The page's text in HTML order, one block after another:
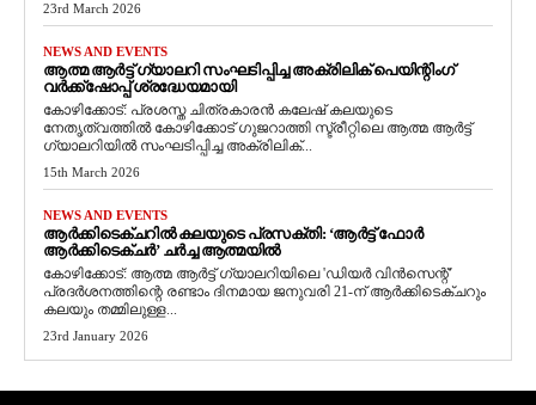
23rd March 2026
NEWS AND EVENTS
ആത്മ ആർട്ട് ഗ്യാലറി സംഘടിപ്പിച്ച അക്രിലിക് പെയിന്റിംഗ്
വർക്ക്‌ഷോപ്പ് ശ്രദ്ധേയമായി
കോഴിക്കോട്: പ്രശസ്ത ചിത്രകാരൻ കലേഷ് കലയുടെ
നേതൃത്വത്തിൽ കോഴിക്കോട് ഗുജറാത്തി സ്ട്രീറ്റിലെ ആത്മ ആർട്ട്
ഗ്യാലറിയിൽ സംഘടിപ്പിച്ച അക്രിലിക്...
15th March 2026
NEWS AND EVENTS
ആർക്കിടെക്ചറിൽ കലയുടെ പ്രസക്തി: ‘ആർട്ട് ഫോർ
ആർക്കിടെക്ചർ’ ചർച്ച ആത്മയിൽ
​കോഴിക്കോട്: ആത്മ ആർട്ട് ഗ്യാലറിയിലെ 'ഡിയർ വിൻസെന്റ്'
പ്രദർശനത്തിന്റെ രണ്ടാം ദിനമായ ജനുവരി 21-ന് ആർക്കിടെക്ചറും
കലയും തമ്മിലുള്ള...
23rd January 2026